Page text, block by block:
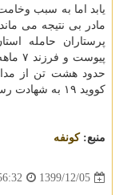
یابد اما به سبب
مادر بی نتیجه می
پرستاران حامله
حدود هشت تن از
کووید ۱۹ به شهادت رسیده اند. ۲۳۵۲۳۵
منبع:كونفه
1399/12/05